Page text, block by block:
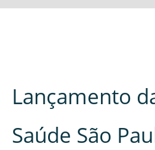
Lançamento
Saúde São